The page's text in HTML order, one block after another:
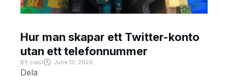
Hur man skapar ett Twitter-konto
utan ett telefonnummer
BY crast June 13, 2026
Dela